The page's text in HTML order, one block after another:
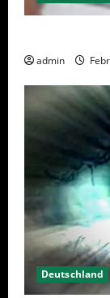
admin
Deutschland